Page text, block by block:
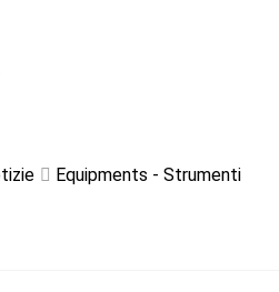
Equipments - Strumenti